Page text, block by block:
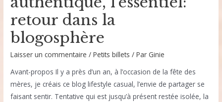
retour dans la
blogosphère
Laisser un commentaire /Petits billets / Par Ginie
Avant-propos Il y a près d’un an, à l’occasion de la fête des
mères, je créais ce blog lifestyle casual, l’envie de partager se
faisant sentir. Tentative qui est jusqu’à présent restée isolée, la